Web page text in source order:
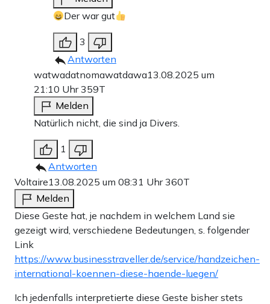
Der war gut
3
Antworten
watwadatnomawatdawa13.08.2025 um
21:10 Uhr359T
Melden
Natürlich nicht, die sind ja Divers.
1
Antworten
Voltaire13.08.2025 um 08:31 Uhr360T
Melden
Diese Geste hat, je nachdem in welchem Land sie
gezeigt wird, verschiedene Bedeutungen, s. folgender
Link
https://www.businesstraveller.de/service/handzeichen-
international-koennen-diese-haende-luegen/
Ich jedenfalls interpretierte diese Geste bisher stets